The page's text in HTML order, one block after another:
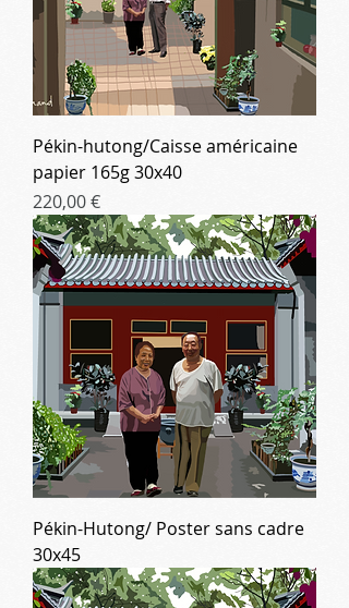
Pékin-hutong/Caisse américaine
papier 165g 30x40
Prix
220,00 €
Pékin-Hutong/ Poster sans cadre
30x45